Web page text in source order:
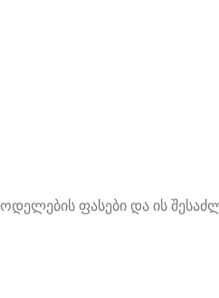
ფასები და ის